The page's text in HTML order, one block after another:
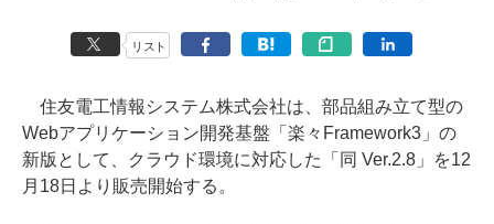
リスト
住友電工情報システム株式会社は、部品組み立て型の
Webアプリケーション開発基盤「楽々Framework3」の
新版として、クラウド環境に対応した「同 Ver.2.8」を12
月18日より販売開始する。